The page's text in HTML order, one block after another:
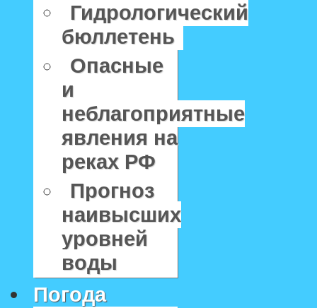
Гидрологический
бюллетень
Опасные
и
неблагоприятные
явления на
реках РФ
Прогноз
наивысших
уровней
воды
Погода